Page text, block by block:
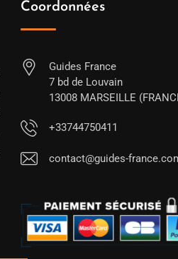
Coordonnées
Guides France
7 bd de Louvain
13008 MARSEILLE
+33744750411
contact@guides-